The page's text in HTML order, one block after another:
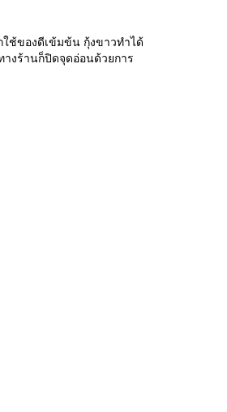
ใช้ของดีเข้มข้น กุ้งขาวทำได้
งร้านก็ปิดจุดอ่อนด้วยการ